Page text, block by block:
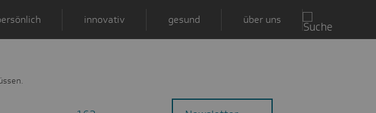
innovativ gesund über uns